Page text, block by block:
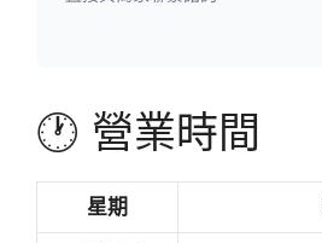
🕐 營業時間
星期